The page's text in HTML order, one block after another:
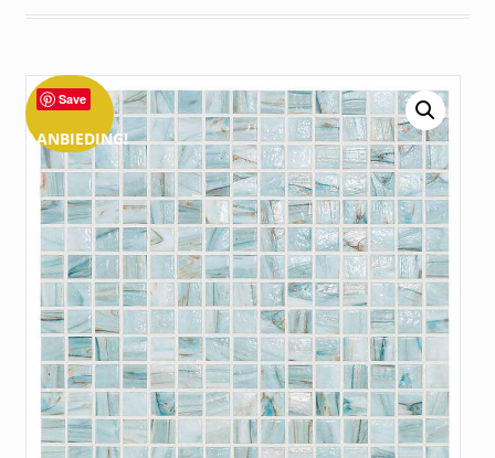
AANBIEDING!
Save